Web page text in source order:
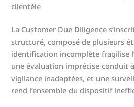
clientèle
La Customer Due Diligence
structuré, composé de plusieurs
identification incomplète fragilise
une évaluation imprécise conduit
vigilance inadaptées, et une
rend l’ensemble du dispositif